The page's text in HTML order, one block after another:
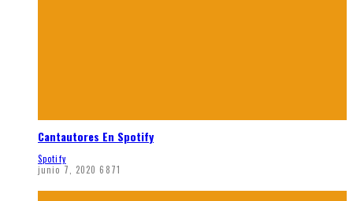
Cantautores En Spotify
Spotify
junio 7, 2020 6871